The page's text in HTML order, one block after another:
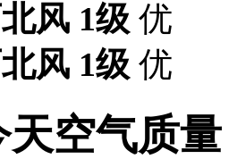
风 1级 优
风 1级 优
空气质量